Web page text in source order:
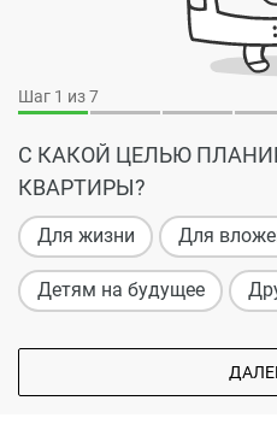
Шаг 1 из 7
С КАКОЙ ЦЕЛЬЮ
КВАРТИРЫ?
Для жизни Для
Детям на будущее